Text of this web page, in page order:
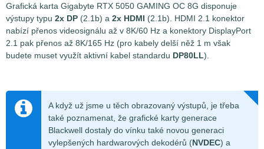
Grafická karta Gigabyte RTX 5050 GAMING OC 8G disponuje
výstupy typu 2x DP (2.1b) a 2x HDMI (2.1b). HDMI 2.1 konektor
nabízí přenos videosignálu až v 8K/60 Hz a konektory DisplayPort
2.1 pak přenos až 8K/165 Hz (pro kabely delší něž 1 m však
budete muset využít aktivní kabel standardu DP80LL).
A když už jsme u těch obrazovaný výstupů, je třeba
také poznamenat, že grafické karty generace
Blackwell dostaly do vínku také novou generaci
vylepšených hardwarových dekodérů (NVDEC) a